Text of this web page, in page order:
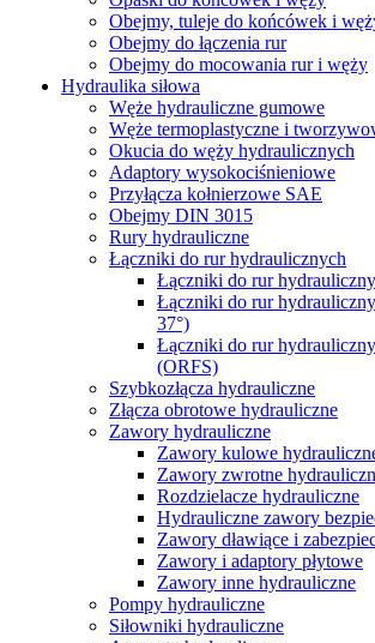
Obejmy, tuleje do końcówek i
Obejmy do łączenia rur
Obejmy do mocowania rur i węży
Hydraulika siłowa
Węże hydrauliczne gumowe
Węże termoplastyczne i
Okucia do węży hydraulicznych
Adaptory wysokociśnieniowe
Przyłącza kołnierzowe SAE
Obejmy DIN 3015
Rury hydrauliczne
Łączniki do rur hydraulicznych
Łączniki do rur
Łączniki do rur
37°)
Łączniki do rur
(ORFS)
Szybkozłącza hydrauliczne
Złącza obrotowe hydrauliczne
Zawory hydrauliczne
Zawory kulowe
Zawory zwrotne
Rozdzielacze hydrauliczne
Hydrauliczne zawory
Zawory dławiące i
Zawory i adaptory płytowe
Zawory inne hydrauliczne
Pompy hydrauliczne
Siłowniki hydrauliczne